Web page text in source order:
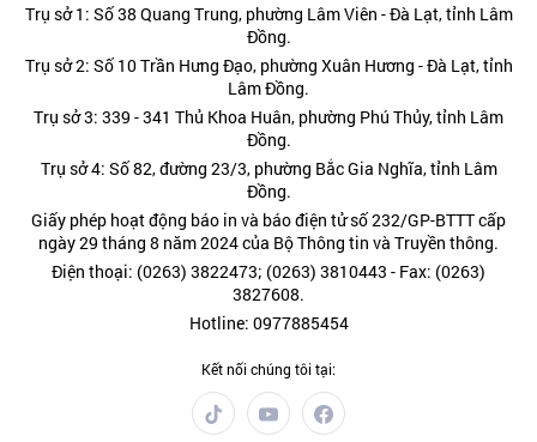
Trụ sở 1: Số 38 Quang Trung, phường Lâm Viên - Đà Lạt, tỉnh Lâm
Đồng.
Trụ sở 2: Số 10 Trần Hưng Đạo, phường Xuân Hương - Đà Lạt, tỉnh
Lâm Đồng.
Trụ sở 3: 339 - 341 Thủ Khoa Huân, phường Phú Thủy, tỉnh Lâm
Đồng.
Trụ sở 4: Số 82, đường 23/3, phường Bắc Gia Nghĩa, tỉnh Lâm
Đồng.
Giấy phép hoạt động báo in và báo điện tử số 232/GP-BTTT cấp
ngày 29 tháng 8 năm 2024 của Bộ Thông tin và Truyền thông.
Điện thoại: (0263) 3822473; (0263) 3810443 - Fax: (0263)
3827608.
Hotline: 0977885454
Kết nối chúng tôi tại: